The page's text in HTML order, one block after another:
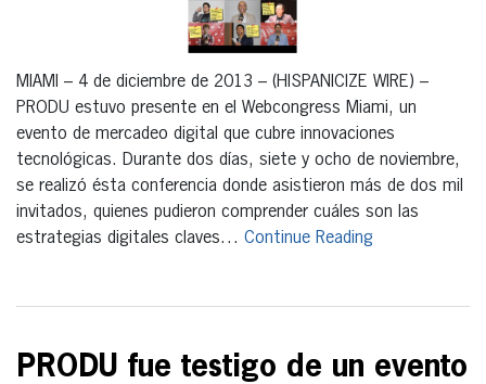
MIAMI – 4 de diciembre de 2013 – (HISPANICIZE WIRE) –
PRODU estuvo presente en el Webcongress Miami, un
evento de mercadeo digital que cubre innovaciones
tecnológicas. Durante dos días, siete y ocho de noviembre,
se realizó ésta conferencia donde asistieron más de dos mil
invitados, quienes pudieron comprender cuáles son las
estrategias digitales claves… Continue Reading
PRODU fue testigo de un evento